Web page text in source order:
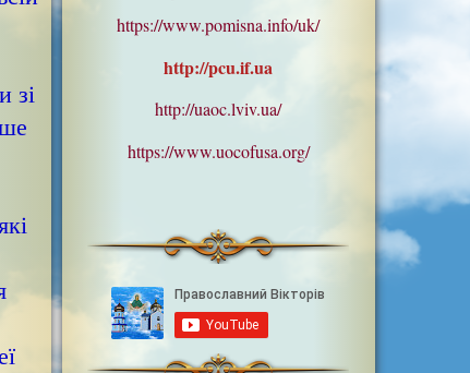
зі
https://www.pomisna.info/uk/
http://pcu.if.ua
http://uaoc.lviv.ua/
https://www.uocofusa.org/